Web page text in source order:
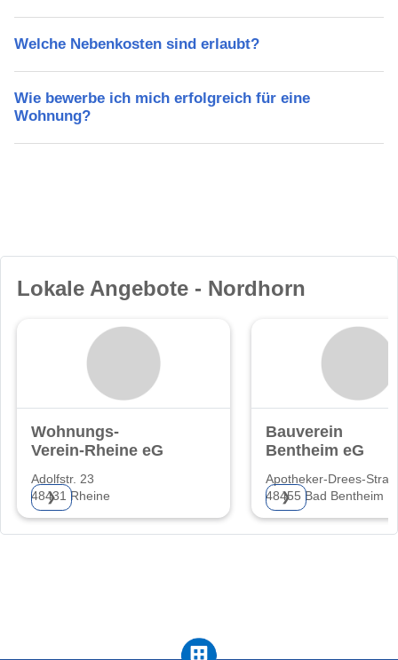
Welche Nebenkosten sind erlaubt?
Wie bewerbe ich mich erfolgreich für eine
Wohnung?
Lokale Angebote - Nordhorn
Wohnungs-
Verein-Rheine eG
Adolfstr. 23
48431 Rheine
❯
Bauverein
Bentheim eG
Apotheker-Drees-
48455 Bad Bentheim
❯